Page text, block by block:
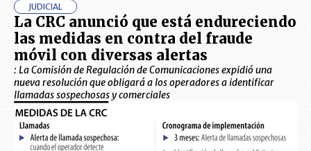
JUDICIAL
La CRC anunció que está endureciendo
las medidas en contra del fraude
móvil con diversas alertas
: La Comisión de Regulación de Comunicaciones expidió una
nueva resolución que obligará a los operadores a identificar
llamadas sospechosas y comerciales